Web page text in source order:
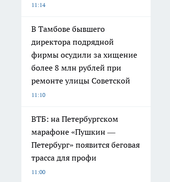
11:14
В Тамбове бывшего
директора подрядной
фирмы осудили за хищение
более 8 млн рублей при
ремонте улицы Советской
11:10
ВТБ: на Петербургском
марафоне «Пушкин —
Петербург» появится беговая
трасса для профи
11:00